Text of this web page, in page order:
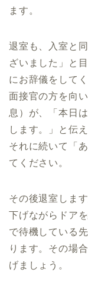
ます。
退室も、入室と
ざいました」と
にお辞儀をして
面接官の方を向
息）が、「本日
します。」と伝
それに続いて「
てください。
その後退室しま
下げながらドア
で待機している
ります。その場
げましょう。